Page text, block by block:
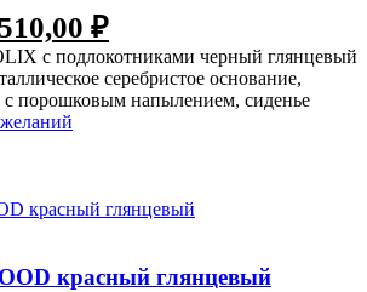
₽
с подлокотниками черный глянцевый
серебристое основание,
с порошковым напылением, сиденье
красный глянцевый